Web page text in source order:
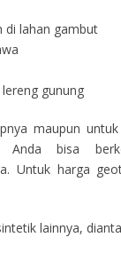
di lahan gambut
gunung
maupun
Anda bisa
Untuk harga
lainnya,